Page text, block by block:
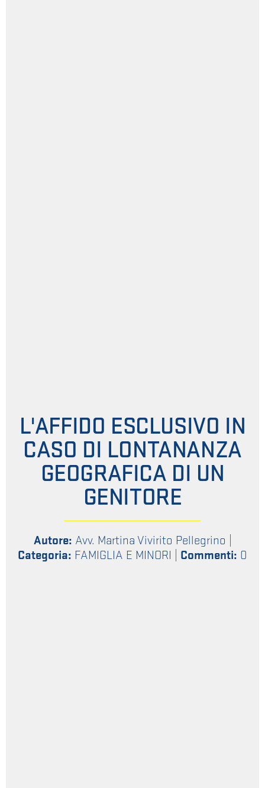
L'AFFIDO ESCLUSIVO IN
CASO DI LONTANANZA
GEOGRAFICA DI UN
GENITORE
Autore: Avv. Martina Vivirito Pellegrino
Categoria: FAMIGLIA E MINORI Commenti: 0